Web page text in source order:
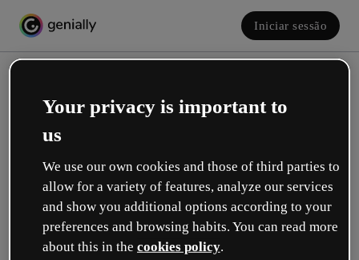
Iniciar sessão
Crie a sua conta! É grátis!
Qual descreve melhor a sua função?
Your privacy is important to
us
We use our own cookies and those of third parties to
allow for a variety of features, analyze our services
and show you additional options according to your
preferences and browsing habits. You can read more
about this in the cookies policy.